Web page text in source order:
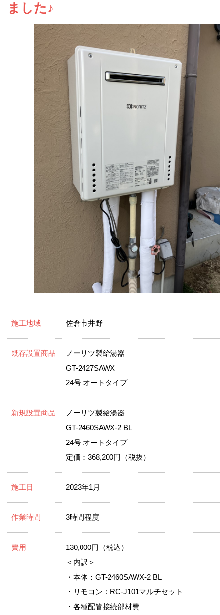
ました♪
施工地域 佐倉市井野
既存設置商品
ノーリツ製給湯器
GT-2427SAWX
24号 オートタイプ
新規設置商品
ノーリツ製給湯器
GT-2460SAWX-2 BL
24号 オートタイプ
定価：368,200円（税抜）
施工日 2023年1月
作業時間 3時間程度
費用
130,000円（税込）
＜内訳＞
・本体：GT-2460SAWX-2 BL
・リモコン：RC-J101マルチセット
・各種配管接続部材費